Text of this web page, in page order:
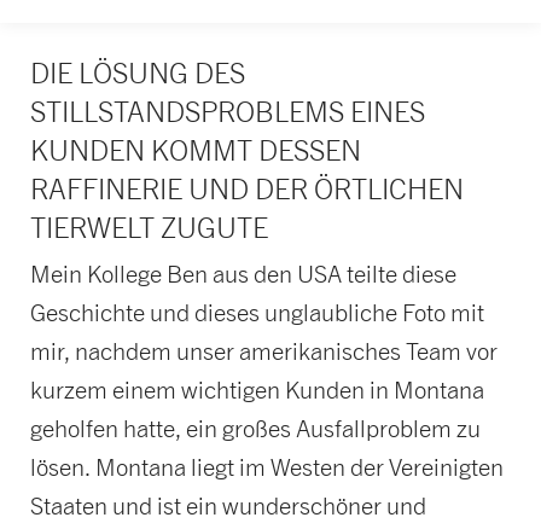
DIE LÖSUNG DES
STILLSTANDSPROBLEMS EINES
KUNDEN KOMMT DESSEN
RAFFINERIE UND DER ÖRTLICHEN
TIERWELT ZUGUTE
Mein Kollege Ben aus den USA teilte diese
Geschichte und dieses unglaubliche Foto mit
mir, nachdem unser amerikanisches Team vor
kurzem einem wichtigen Kunden in Montana
geholfen hatte, ein großes Ausfallproblem zu
lösen. Montana liegt im Westen der Vereinigten
Staaten und ist ein wunderschöner und